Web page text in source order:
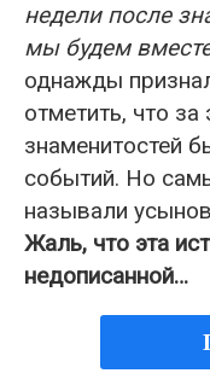
недели после
мы будем
однажды
отметить, что
знаменитостей
событий. Но
называли
Жаль, что эта
недописанной…